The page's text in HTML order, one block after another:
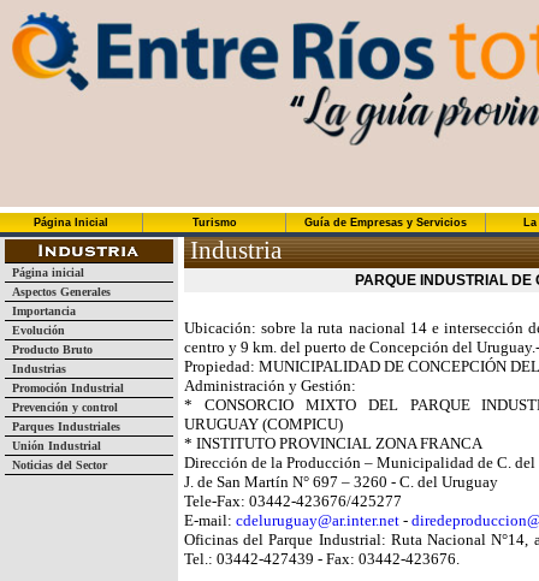
Página Inicial Turismo Guía de Empresas y Servicios
Página inicial
Aspectos Generales
Importancia
Evolución
Producto Bruto
Industrias
Promoción Industrial
Prevención y control
Parques Industriales
Unión Industrial
Noticias del Sector
Industria
PARQUE INDUSTRIAL
Ubicación: sobre la ruta nacional 14 e intersección
centro y 9 km. del puerto de Concepción del Uruguay.-
Propiedad: MUNICIPALIDAD DE CONCEPCIÓN
Administración y Gestión:
* CONSORCIO MIXTO DEL PARQUE
URUGUAY (COMPICU)
* INSTITUTO PROVINCIAL ZONA FRANCA
Dirección de la Producción – Municipalidad de C. del
J. de San Martín N° 697 – 3260 - C. del Uruguay
Tele-Fax: 03442-423676/425277
E-mail: cdeluruguay@ar.inter.net -
Oficinas del Parque Industrial: Ruta Nacional N°14,
Tel.: 03442-427439 - Fax: 03442-423676.